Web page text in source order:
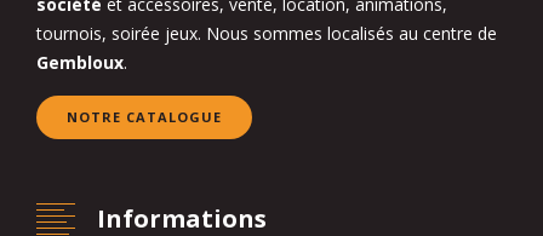
tournois, soirée jeux. Nous sommes localisés au centre de
Gembloux.
NOTRE CATALOGUE
Informations